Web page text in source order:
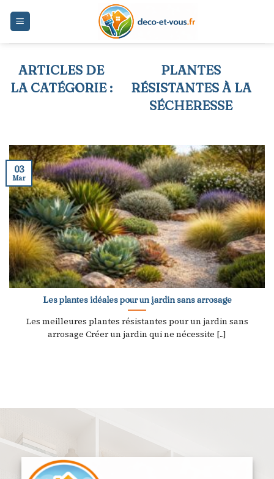
PLANTES
RÉSISTANTES À LA
SÉCHERESSE
Les plantes idéales pour un jardin sans arrosage
Les meilleures plantes résistantes pour un jardin sans
arrosage Créer un jardin qui ne nécessite [...]
03
Mar